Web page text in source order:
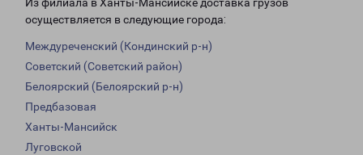
Из филиала в Ханты-Мансийске доставка грузов
осуществляется в следующие города:
Междуреченский (Кондинский р-н)
Советский (Советский район)
Белоярский (Белоярский р-н)
Предбазовая
Ханты-Мансийск
Луговской